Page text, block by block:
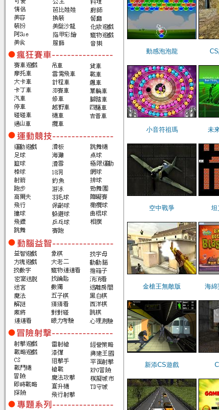
動感泡泡龍
小音符祖瑪 未
空中戰爭 坦
金槍王無敵版 海綿
新添CS遊戲